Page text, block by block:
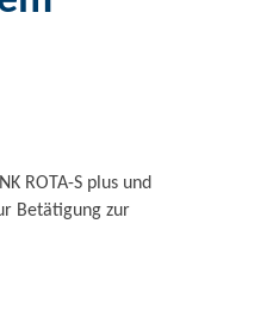
ROTA-S plus und
Betätigung zur